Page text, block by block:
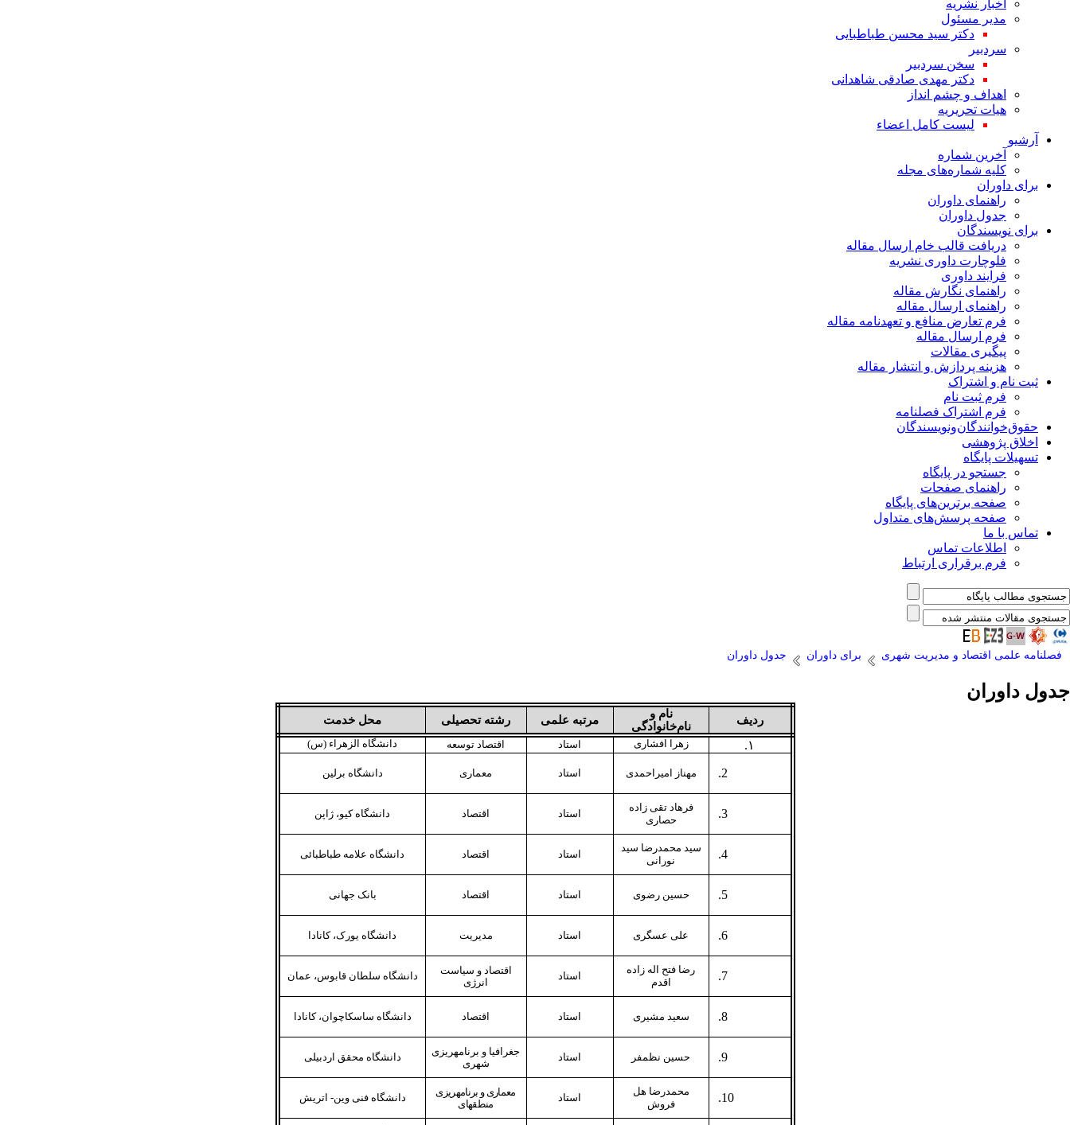
اخبار نشریه
مدیر مسئول
دکتر سید محسن طباطبایی
سردبیر
سخن سردبیر
دکتر مهدی صادقی شاهدانی
اهداف و چشم انداز
هیات تحریریه
لیست کامل اعضاء
آرشیو
آخرین شماره
کلیه شماره‌های مجله
برای داوران
راهنمای داوران
جدول داوران
برای نویسندگان
دریافت قالب خام ارسال مقاله
فلوچارت داوری نشریه
فرایند داوری
راهنمای نگارش مقاله
راهنمای ارسال مقاله
فرم تعارض منافع و تعهدنامه مقاله
فرم ارسال مقاله
پیگیری مقالات
هزینه پردازش و انتشار مقاله
ثبت نام و اشتراک
فرم ثبت نام
فرم اشتراک فصلنامه
حقوق‌خوانندگان‌و‌نویسندگان
اخلاق پژوهشی
تسهیلات پایگاه
جستجو در پایگاه
راهنمای صفحات
صفحه برترین‌های پایگاه
صفحه پرسش‌های متداول
تماس با ما
اطلاعات تماس
فرم برقراری ارتباط
فصلنامه علمی اقتصاد و مدیریت شهری برای داوران جدول داوران
جدول داوران
ردیف
نام و
نام‌خانوادگی
مرتبه علمی رشته تحصیلی محل خدمت
۱. زهرا افشاری استاد اقتصاد توسعه دانشگاه الزهراء (س)
مهناز امیراحمدی استاد معماری دانشگاه برلین
فرهاد تقیزاده
حصاری
استاد اقتصاد دانشگاه کیو، ژاپن
سید محمدرضا سید
نورانی
استاد اقتصاد دانشگاه علامه طباطبائی
حسین رضوی استاد اقتصاد بانک جهانی
علی عسگری استاد مدیریت دانشگاه یورک، کانادا
رضا فتح اله زاده
اقدم
استاد
اقتصاد و سیاست
انرژی
دانشگاه سلطان قابوس، عمان
سعید مشیری استاد اقتصاد دانشگاه ساسکاچوان، کانادا
حسین نظم‎فر استاد جغرافیا و برنامهریزی
شهری
دانشگاه محقق اردبیلی
محمدرضا هل
فروش
استاد
معماری و برنامه‎ریزی
منطقه‎ای
دانشگاه فنی وین- اتریش